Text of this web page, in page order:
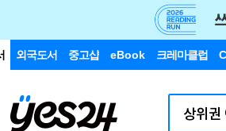
외국도서 중고샵 eBook 크레마클럽